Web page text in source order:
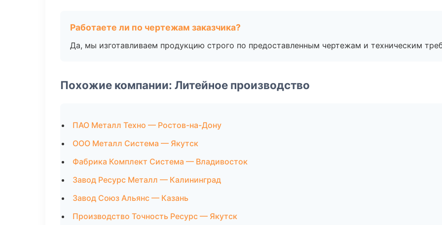
Работаете ли по чертежам заказчика?
Да, мы изготавливаем продукцию строго по предоставленным чертежам и техническим
Похожие компании: Литейное производство
ПАО Металл Техно — Ростов-на-Дону
ООО Металл Система — Якутск
Фабрика Комплект Система — Владивосток
Завод Ресурс Металл — Калининград
Завод Союз Альянс — Казань
Производство Точность Ресурс — Якутск